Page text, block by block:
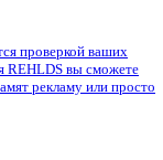
проверкой ваших
REHLDS вы сможете
рекламу или просто